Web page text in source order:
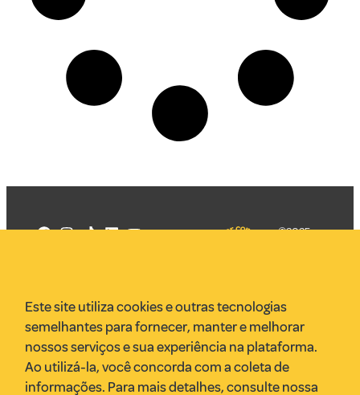
VR Assessoria
Parcerias
Envie uma pauta
Anuncie
©2025
Este site utiliza cookies e outras tecnologias
semelhantes para fornecer, manter e melhorar
nossos serviços e sua experiência na plataforma.
Ao utilizá-la, você concorda com a coleta de
informações. Para mais detalhes, consulte nossa